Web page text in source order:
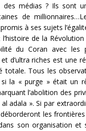
des médias ? Ils sont
de
à ses sujets
de la
du Coran avec les
et d’ultra riches est
totale. Tous les
si la « purge » était un
l’abolition des
al adala ». Si par
les
son organisation